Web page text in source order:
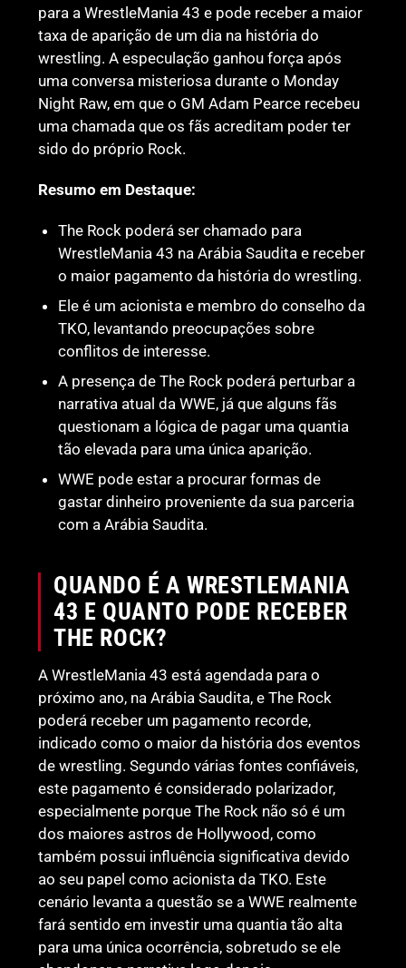
para a WrestleMania 43 e pode receber a maior
taxa de aparição de um dia na história do
wrestling. A especulação ganhou força após
uma conversa misteriosa durante o Monday
Night Raw, em que o GM Adam Pearce recebeu
uma chamada que os fãs acreditam poder ter
sido do próprio Rock.
Resumo em Destaque:
The Rock poderá ser chamado para
WrestleMania 43 na Arábia Saudita e receber
o maior pagamento da história do wrestling.
Ele é um acionista e membro do conselho da
TKO, levantando preocupações sobre
conflitos de interesse.
A presença de The Rock poderá perturbar a
narrativa atual da WWE, já que alguns fãs
questionam a lógica de pagar uma quantia
tão elevada para uma única aparição.
WWE pode estar a procurar formas de
gastar dinheiro proveniente da sua parceria
com a Arábia Saudita.
QUANDO É A WRESTLEMANIA
43 E QUANTO PODE RECEBER
THE ROCK?
A WrestleMania 43 está agendada para o
próximo ano, na Arábia Saudita, e The Rock
poderá receber um pagamento recorde,
indicado como o maior da história dos eventos
de wrestling. Segundo várias fontes confiáveis,
este pagamento é considerado polarizador,
especialmente porque The Rock não só é um
dos maiores astros de Hollywood, como
também possui influência significativa devido
ao seu papel como acionista da TKO. Este
cenário levanta a questão se a WWE realmente
fará sentido em investir uma quantia tão alta
para uma única ocorrência, sobretudo se ele